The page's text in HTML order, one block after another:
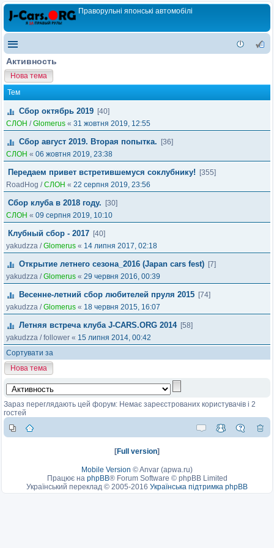
Праворульні японські автомобілі
Активность
Нова тема
Тем
Сбор октябрь 2019 [40]
СЛОН /Glomerus « 31 жовтня 2019, 12:55
Сбор август 2019. Вторая попытка.
[36]
СЛОН « 06 жовтня 2019, 23:38
Передаем привет встретившемуся соклубнику!
[355]
RoadHog /СЛОН « 22 серпня 2019, 23:56
Сбор клуба в 2018 году.
[30]
СЛОН « 09 серпня 2019, 10:10
Клубный сбор - 2017 [40]
yakudzza /Glomerus « 14 липня 2017, 02:18
Открытие летнего сезона_2016 (Japan cars fest) [7]
yakudzza /Glomerus « 29 червня 2016, 00:39
Весенне-летний сбор любителей пруля 2015 [74]
yakudzza /Glomerus « 18 червня 2015, 16:07
Летняя встреча клуба J-CARS.ORG 2014 [58]
yakudzza /follower « 15 липня 2014, 00:42
Сортувати за
Нова тема
Зараз переглядають цей форум: Немає зареєстрованих користувачів і 2
гостей
[Full version]
Mobile Version ©Anvar (apwa.ru)
Працює на phpBB® Forum Software © phpBB Limited
Український переклад © 2005-2016 Українська підтримка phpBB